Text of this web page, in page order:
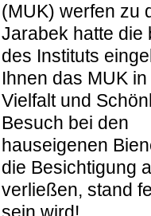
(MUK) werfen zu
Jarabek hatte die
des Instituts
Ihnen das MUK
Vielfalt und
Besuch bei den
hauseigenen
die Besichtigung
verließen, stand